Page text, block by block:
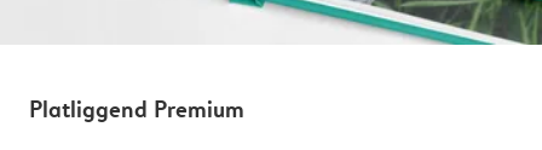
Platliggend Premium